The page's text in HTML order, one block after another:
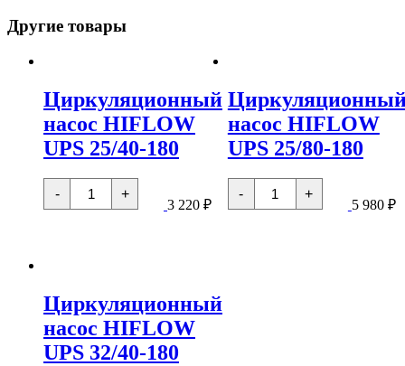
Другие товары
Циркуляционный
насос HIFLOW
UPS 25/40-180
-
Количество
товара
Циркуляционный
+
3 220 ₽
насос HIFLOW
UPS 25/80-180
-
Количество
товара
Циркуляционный
+
5 980 ₽
Циркуляционный
насос HIFLOW
UPS 32/40-180